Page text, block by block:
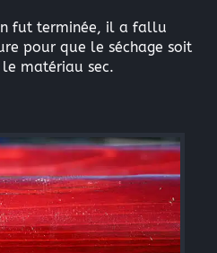
fut terminée, il a fallu
pour que le séchage soit
matériau sec.